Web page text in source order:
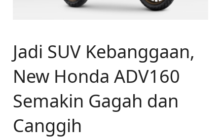
Jadi SUV Kebanggaan,
New Honda ADV160
Semakin Gagah dan
Canggih